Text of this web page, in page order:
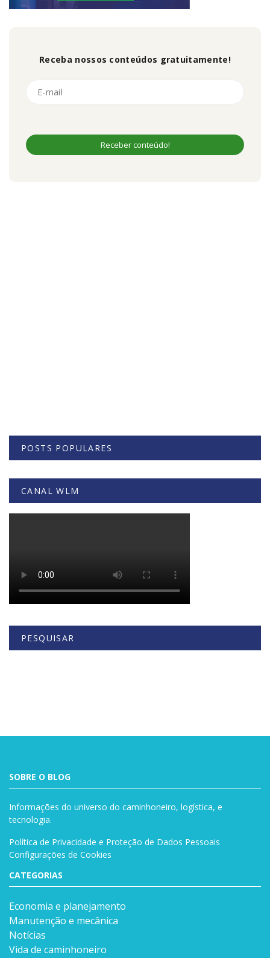
Receba nossos conteúdos gratuitamente!
POSTS POPULARES
CANAL WLM
PESQUISAR
SOBRE O BLOG
Informações do universo do caminhoneiro, logística, e
tecnologia.
Política de Privacidade e Proteção de Dados Pessoais
Configurações de Cookies
CATEGORIAS
Economia e planejamento
Manutenção e mecânica
Notícias
Vida de caminhoneiro